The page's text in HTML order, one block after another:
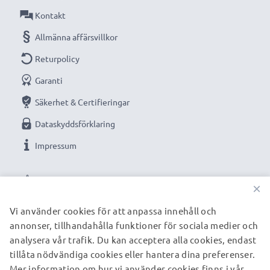
VÅRA BETALNINGSALTERNATIV
Kontakt
Allmänna affärsvillkor
Returpolicy
Garanti
Säkerhet & Certifieringar
Dataskyddsförklaring
Impressum
VÅRA FRAKTPARTNERS
×
Vi använder cookies för att anpassa innehåll och
annonser, tillhandahålla funktioner för sociala medier och
analysera vår trafik. Du kan acceptera alla cookies, endast
tillåta nödvändiga cookies eller hantera dina preferenser.